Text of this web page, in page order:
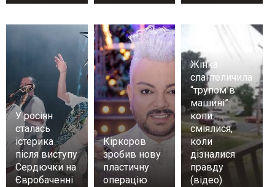
У росіян
сталась
істерика
після виступу
Сердючки на
Євробаченні
Кіркоров
зробив нову
пластичну
операцію
Жінка
спантеличила
“трупом в
машині”:
копи
сміялися,
коли
дізналися
правду
(відео)